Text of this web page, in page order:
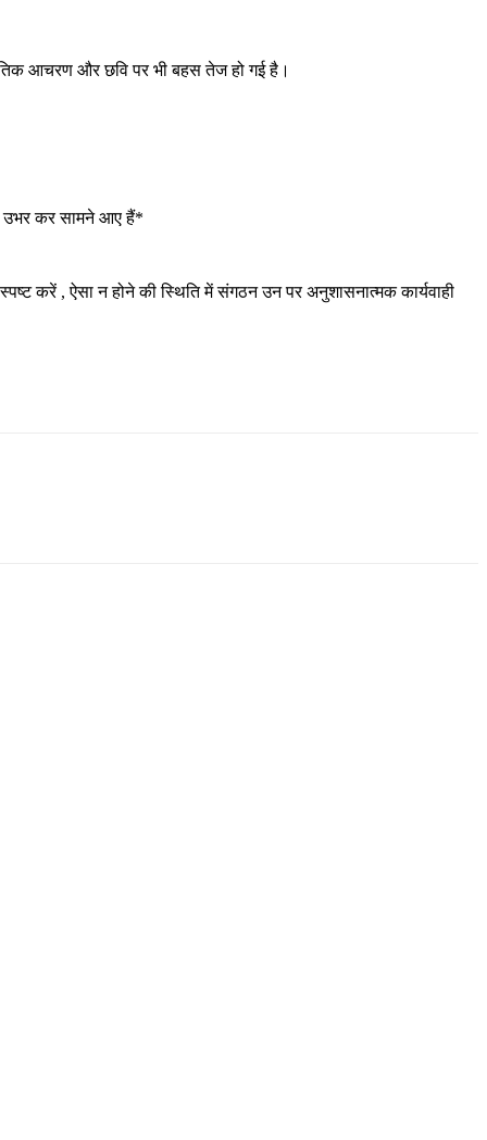
आचरण और छवि पर भी बहस तेज हो गई है।
उभर कर सामने आए हैं*
करें , ऐसा न होने की स्थिति में संगठन उन पर अनुशासनात्मक कार्यवाही